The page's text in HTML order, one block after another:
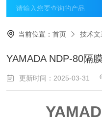
当前位置：首页 技术文
YAMADA NDP-80隔
更新时间：2025-03-31